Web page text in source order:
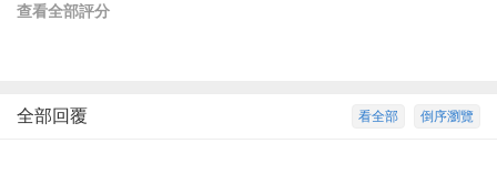
查看全部評分
倒序瀏覽
看全部
全部回覆